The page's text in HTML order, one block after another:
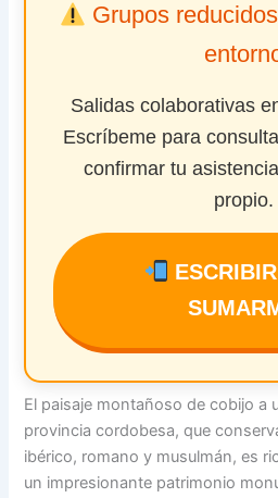
Grupos
Salidas colaborativas
Escríbeme para
confirmar tu
propio.
El paisaje montañoso de cobijo a
provincia cordobesa, que
ibérico, romano y musulmán, es
un impresionante patrimonio